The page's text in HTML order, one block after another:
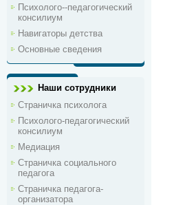
Психолого--педагогический
консилиум
Навигаторы детства
Основные сведения
Наши сотрудники
Страничка психолога
Психолого-педагогический
консилиум
Медиация
Страничка социального
педагога
Страничка педагога-
организатора